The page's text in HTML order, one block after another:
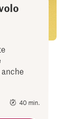
40 min.